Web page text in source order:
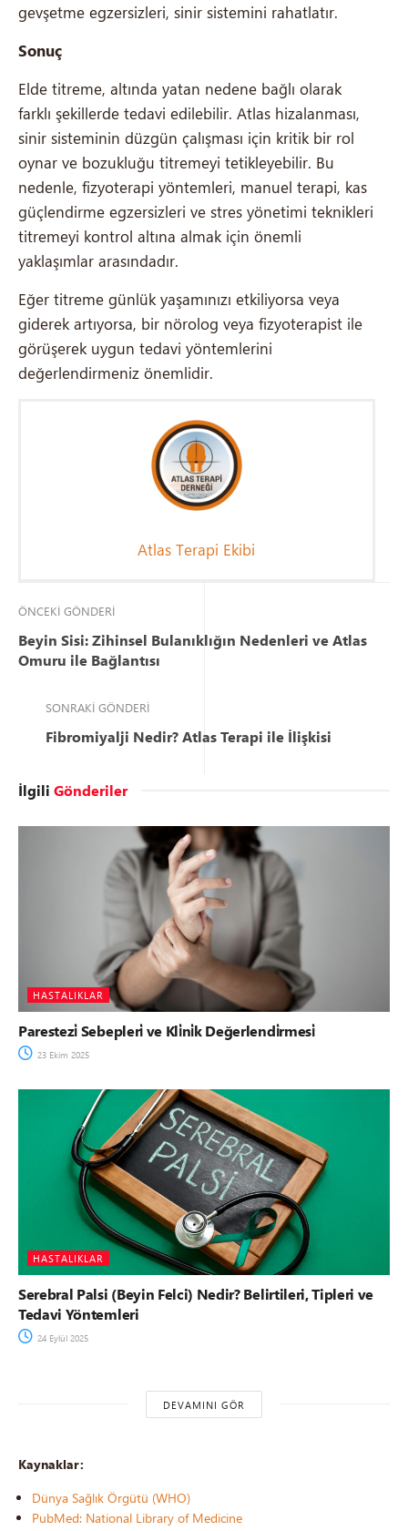
gevşetme egzersizleri, sinir sistemini rahatlatır.
Sonuç
Elde titreme, altında yatan nedene bağlı olarak
farklı şekillerde tedavi edilebilir. Atlas hizalanması,
sinir sisteminin düzgün çalışması için kritik bir rol
oynar ve bozukluğu titremeyi tetikleyebilir. Bu
nedenle, fizyoterapi yöntemleri, manuel terapi, kas
güçlendirme egzersizleri ve stres yönetimi teknikleri
titremeyi kontrol altına almak için önemli
yaklaşımlar arasındadır.
Eğer titreme günlük yaşamınızı etkiliyorsa veya
giderek artıyorsa, bir nörolog veya fizyoterapist ile
görüşerek uygun tedavi yöntemlerini
değerlendirmeniz önemlidir.
Atlas Terapi Ekibi
ÖNCEKI GÖNDERI
Beyin Sisi: Zihinsel Bulanıklığın Nedenleri ve Atlas
Omuru ile Bağlantısı
SONRAKI GÖNDERI
Fibromiyalji Nedir? Atlas Terapi ile İlişkisi
İlgili Gönderiler
HASTALIKLAR
Parestezi̇ Sebepleri̇ ve Kli̇ni̇k Değerlendi̇rmesi̇
23 Ekim 2025
HASTALIKLAR
Serebral Palsi (Beyin Felci) Nedir? Belirtileri, Tipleri ve
Tedavi Yöntemleri
24 Eylül 2025
DEVAMINI GÖR
Kaynaklar:
Dünya Sağlık Örgütü (WHO)
PubMed: National Library of Medicine